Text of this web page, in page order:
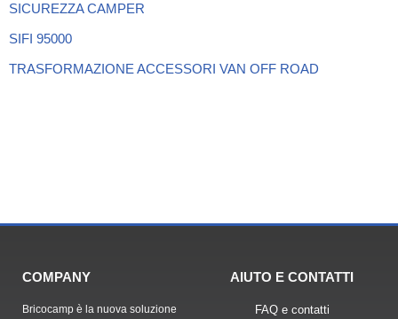
SICUREZZA CAMPER
SIFI 95000
TRASFORMAZIONE ACCESSORI VAN OFF ROAD
COMPANY
Bricocamp è la nuova soluzione
AIUTO E CONTATTI
FAQ e contatti